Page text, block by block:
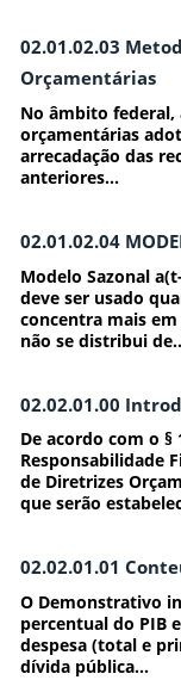
02.01.02.03
Orçamentárias
No âmbito federal,
orçamentárias
arrecadação das
anteriores...
02.01.02.04
Modelo Sazonal
deve ser usado
concentra mais
não se distribui
02.02.01.00
De acordo com o
Responsabilidade
de Diretrizes
que serão
02.02.01.01
O Demonstrativo
percentual do PIB
despesa (total e
dívida pública...